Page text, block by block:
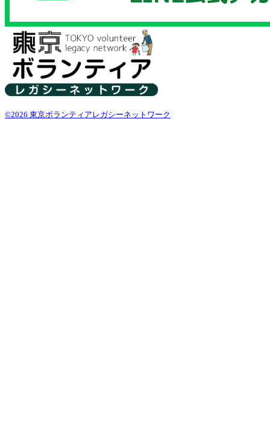
©2026 東京ボランティアレガシーネットワーク